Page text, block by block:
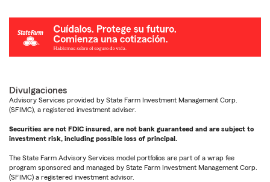
Divulgaciones
Advisory Services provided by State Farm Investment Management Corp.
(SFIMC), a registered investment adviser.
Securities are not FDIC insured, are not bank guaranteed and are subject to
investment risk, including possible loss of principal.
The State Farm Advisory Services model portfolios are part of a wrap fee
program sponsored and managed by State Farm Investment Management Corp.
(SFIMC) a registered investment advisor.